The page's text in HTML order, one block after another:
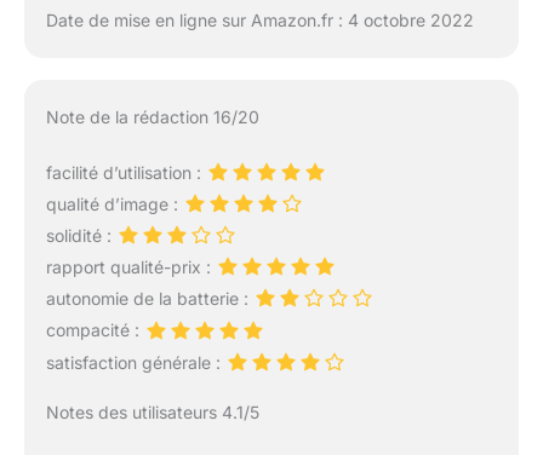
Date de mise en ligne sur Amazon.fr : 4 octobre 2022
Note de la rédaction 16/20
facilité d’utilisation :
qualité d’image :
solidité :
rapport qualité-prix :
autonomie de la batterie :
compacité :
satisfaction générale :
Notes des utilisateurs 4.1/5